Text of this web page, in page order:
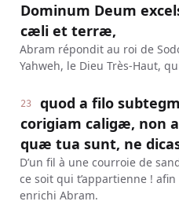
Dominum Deum
cæli et terræ,
Abram répondit au roi de
Yahweh, le Dieu Très-Haut,
23
quod a filo
corigiam caligæ, non
quæ tua sunt, ne
D’un fil à une courroie de
ce soit qui t’appartienne ! afin
enrichi Abram.